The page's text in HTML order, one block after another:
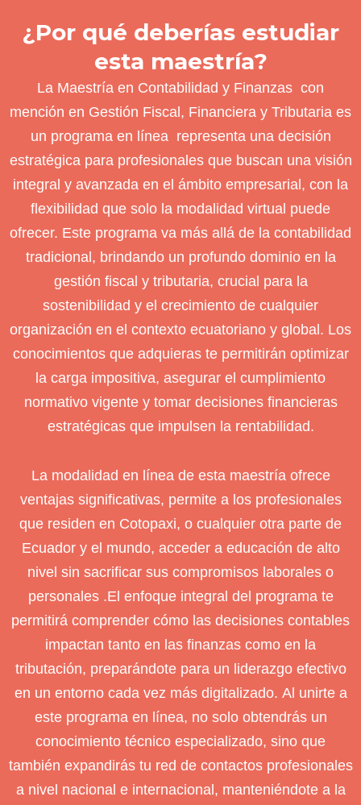
¿Por qué deberías estudiar
esta maestría?
La Maestría en Contabilidad y Finanzas con
mención en Gestión Fiscal, Financiera y Tributaria es
un programa en línea representa una decisión
estratégica para profesionales que buscan una visión
integral y avanzada en el ámbito empresarial, con la
flexibilidad que solo la modalidad virtual puede
ofrecer. Este programa va más allá de la contabilidad
tradicional, brindando un profundo dominio en la
gestión fiscal y tributaria, crucial para la
sostenibilidad y el crecimiento de cualquier
organización en el contexto ecuatoriano y global. Los
conocimientos que adquieras te permitirán optimizar
la carga impositiva, asegurar el cumplimiento
normativo vigente y tomar decisiones financieras
estratégicas que impulsen la rentabilidad.
La modalidad en línea de esta maestría ofrece
ventajas significativas, permite a los profesionales
que residen en Cotopaxi, o cualquier otra parte de
Ecuador y el mundo, acceder a educación de alto
nivel sin sacrificar sus compromisos laborales o
personales .El enfoque integral del programa te
permitirá comprender cómo las decisiones contables
impactan tanto en las finanzas como en la
tributación, preparándote para un liderazgo efectivo
en un entorno cada vez más digitalizado. Al unirte a
este programa en línea, no solo obtendrás un
conocimiento técnico especializado, sino que
también expandirás tu red de contactos profesionales
a nivel nacional e internacional, manteniéndote a la